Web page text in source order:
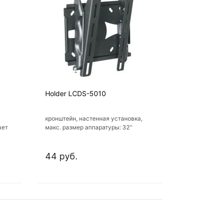
Holder LCDS-5010
кронштейн, настенная установка,
макс. размер аппаратуры: 32''
44 руб.